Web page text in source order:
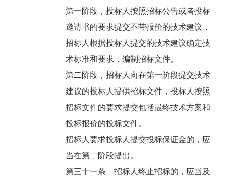
第一阶段，投标人按照招标公告或者投标
邀请书的要求提交不带报价的技术建议，
招标人根据投标人提交的技术建议确定技
术标准和要求，编制招标文件。
第二阶段，招标人向在第一阶段提交技术
建议的投标人提供招标文件，投标人按照
招标文件的要求提交包括最终技术方案和
投标报价的投标文件。
招标人要求投标人提交投标保证金的，应
当在第二阶段提出。
第三十一条 招标人终止招标的，应当及